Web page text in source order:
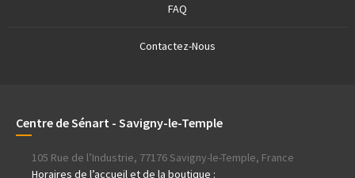
FAQ
Contactez-Nous
Centre de Sénart - Savigny-le-Temple
105 Rue de l’Industrie, 77176 Savigny-le-Temple, France
Horaires de l’accueil et de la boutique :